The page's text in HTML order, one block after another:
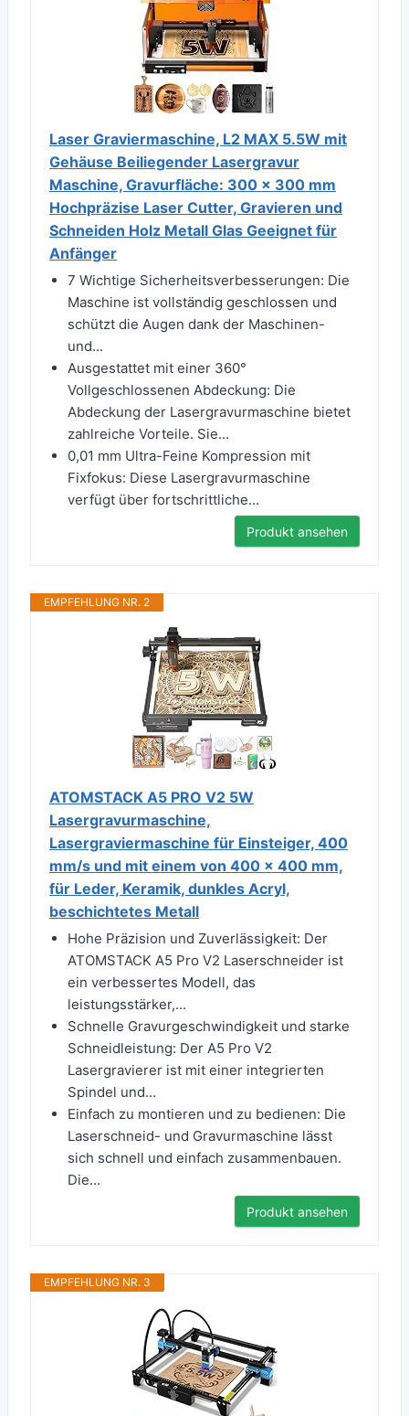
Laser Graviermaschine, L2 MAX 5.5W mit
Gehäuse Beiliegender Lasergravur
Maschine, Gravurfläche: 300 × 300 mm
Hochpräzise Laser Cutter, Gravieren und
Schneiden Holz Metall Glas Geeignet für
Anfänger
7 Wichtige Sicherheitsverbesserungen: Die
Maschine ist vollständig geschlossen und
schützt die Augen dank der Maschinen-
und...
Ausgestattet mit einer 360°
Vollgeschlossenen Abdeckung: Die
Abdeckung der Lasergravurmaschine bietet
zahlreiche Vorteile. Sie...
0,01 mm Ultra-Feine Kompression mit
Fixfokus: Diese Lasergravurmaschine
verfügt über fortschrittliche...
Produkt ansehen
EMPFEHLUNG NR. 2
ATOMSTACK A5 PRO V2 5W
Lasergravurmaschine,
Lasergraviermaschine für Einsteiger, 400
mm/s und mit einem von 400 x 400 mm,
für Leder, Keramik, dunkles Acryl,
beschichtetes Metall
Hohe Präzision und Zuverlässigkeit: Der
ATOMSTACK A5 Pro V2 Laserschneider ist
ein verbessertes Modell, das
leistungsstärker,...
Schnelle Gravurgeschwindigkeit und starke
Schneidleistung: Der A5 Pro V2
Lasergravierer ist mit einer integrierten
Spindel und...
Einfach zu montieren und zu bedienen: Die
Laserschneid- und Gravurmaschine lässt
sich schnell und einfach zusammenbauen.
Die...
Produkt ansehen
EMPFEHLUNG NR. 3